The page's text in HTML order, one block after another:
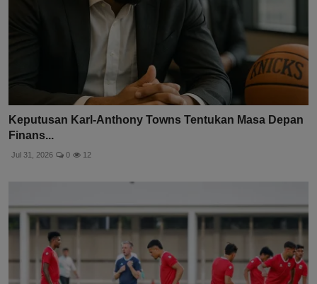
Keputusan Karl-Anthony Towns Tentukan Masa Depan
Finans...
Jul 31, 2026 0 12